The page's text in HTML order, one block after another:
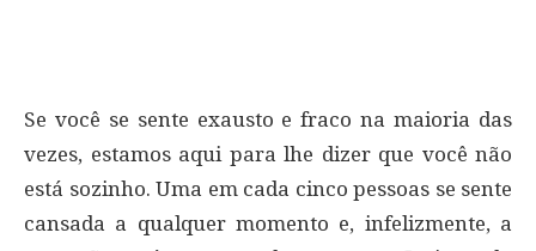
Se você se sente exausto e fraco na maioria das
vezes, estamos aqui para lhe dizer que você não
está sozinho. Uma em cada cinco pessoas se sente
cansada a qualquer momento e, infelizmente, a